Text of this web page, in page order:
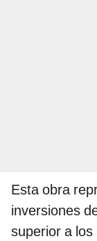
Esta obra
inversiones
superior a los